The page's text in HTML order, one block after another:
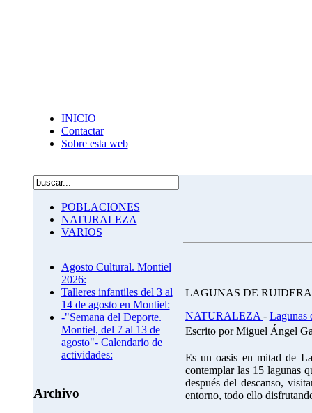
INICIO
Contactar
Sobre esta web
POBLACIONES
NATURALEZA
VARIOS
Agosto Cultural. Montiel
2026:
Talleres infantiles del 3 al
14 de agosto en Montiel:
-"Semana del Deporte.
Montiel, del 7 al 13 de
agosto"- Calendario de
actividades:
Archivo
LAGUNAS DE RUIDERA
NATURALEZA - Lagunas
Escrito por Miguel Ángel
Es un oasis en mitad de
contemplar las 15 lagunas
después del descanso,
entorno, todo ello